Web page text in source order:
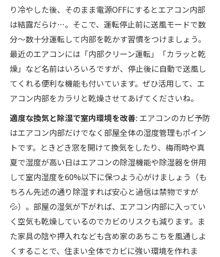
り冷やした後、そのまま電源OFFにするとエアコン内部
は結露だらけ…。そこで、運転停止前に送風モードで数
分～数十分運転して内部を乾かす習慣をつけましょう。
最近のエアコンには「内部クリーン運転」「カラッと乾
燥」など名前はいろいろですが、停止後に自動で送風し
てくれる便利な機能も付いています。ぜひ活用して、エ
アコン内部をカラリと乾燥させてあげてくださいね。
適度な換気と除湿で室内環境を改善: エアコンのカビ予防
はエアコン内部だけでなく部屋全体の湿度管理もポイン
トです。ときどき窓を開けて換気をしたり、梅雨時や真
夏で湿度が高い日はエアコンの除湿機能や除湿器を併用
して室内湿度を60%以下に保つよう心がけましょう（も
ちろん先述の通り除湿すれば安心と過信は禁物ですが
💦）。部屋の湿気が下がれば、エアコン内部に入ってい
く空気も乾燥しているのでカビのリスクも減ります。ま
た家具の陰や押入れなども含め家のあちこちを風通しよ
くすることで、住まい全体でカビに強い環境を作れま